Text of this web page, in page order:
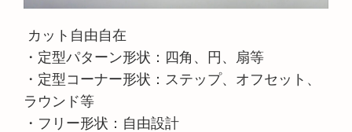
カット自由自在
・定型パターン形状：四角、円、扇等
・定型コーナー形状： ステップ、オフセット、
ラウンド等
・フリー形状：自由設計